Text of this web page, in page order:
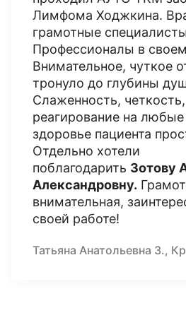
Лимфома Ходжкина.
грамотные
Профессионалы в
Внимательное, чуткое
тронуло до глубины
Слаженность,
реагирование на
здоровье пациента
Отдельно хотели
поблагодарить Зотову
Александровну.
внимательная,
своей работе!
Татьяна Анатольевна З.,